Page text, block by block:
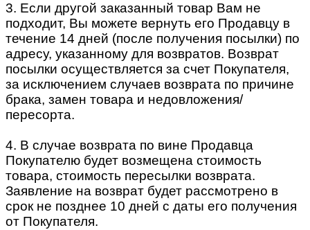
3. Если другой заказанный товар Вам не
подходит, Вы можете вернуть его Продавцу в
течение 14 дней (после получения посылки) по
адресу, указанному для возвратов. Возврат
посылки осуществляется за счет Покупателя,
за исключением случаев возврата по причине
брака, замен товара и недовложения/
пересорта.
4. В случае возврата по вине Продавца
Покупателю будет возмещена стоимость
товара, стоимость пересылки возврата.
Заявление на возврат будет рассмотрено в
срок не позднее 10 дней с даты его получения
от Покупателя.